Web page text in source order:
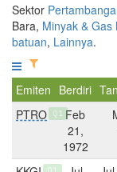
Sektor
Bara, Minyak & Gas
batuan, Lainnya.
Emiten Berdiri
PTRO
Q1 Feb
21,
1972
Q1